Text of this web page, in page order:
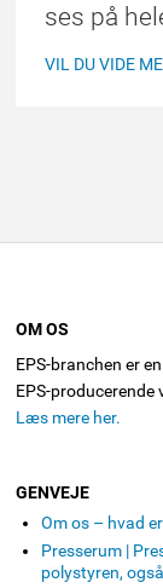
ses på
VIL DU VIDE
OM OS
EPS-branchen er
EPS-
Læs mere her.
GENVEJE
Om os – hvad
Presserum |
polystyren,